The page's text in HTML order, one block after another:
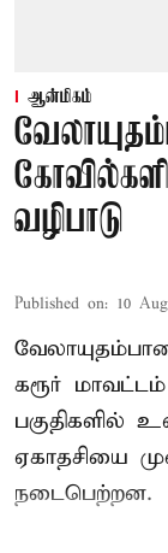
ஆன்மிகம்
வழிபாடு
Published on: 10
கரூர்
பகுதிகளில்
ஏகாதசியை
நடைபெற்றன.